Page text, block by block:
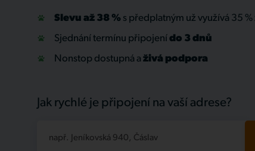
Slevu až 38 % s předplatným už využívá 35 %
Sjednání termínu připojení do 3 dnů
Nonstop dostupná a živá podpora
Jak rychlé je připojení na vaší adrese?
např. Jeníkovská 940, Čáslav